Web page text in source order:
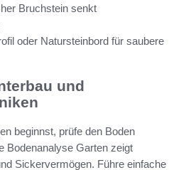
Bruchstein senkt
oder Natursteinbord für saubere
und
beginnst, prüfe den Boden
Bodenanalyse Garten zeigt
Sickervermögen. Führe einfache